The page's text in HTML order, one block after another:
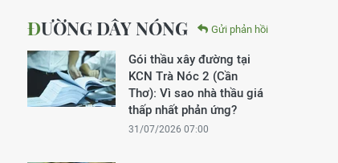
ĐƯỜNG DÂY NÓNG Gửi phản hồi
Gói thầu xây đường tại
KCN Trà Nóc 2 (Cần
Thơ): Vì sao nhà thầu giá
thấp nhất phản ứng?
31/07/2026 07:00